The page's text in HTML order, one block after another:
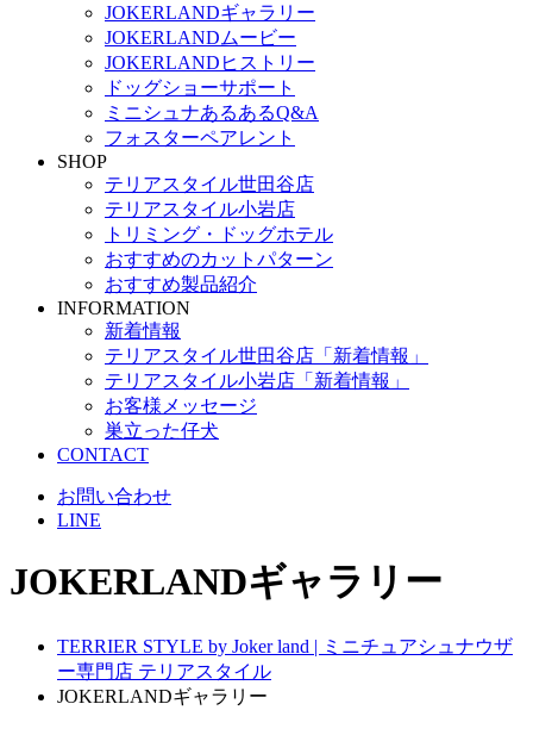
JOKERLANDギャラリー
JOKERLANDムービー
JOKERLANDヒストリー
ドッグショーサポート
ミニシュナあるあるQ&A
フォスターペアレント
SHOP
テリアスタイル世田谷店
テリアスタイル小岩店
トリミング・ドッグホテル
おすすめのカットパターン
おすすめ製品紹介
INFORMATION
新着情報
テリアスタイル世田谷店「新着情報」
テリアスタイル小岩店「新着情報」
お客様メッセージ
巣立った仔犬
CONTACT
お問い合わせ
LINE
JOKERLANDギャラリー
TERRIER STYLE by Joker land | ミニチュアシュナウザ
ー専門店 テリアスタイル
JOKERLANDギャラリー